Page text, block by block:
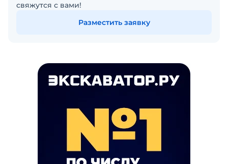
свяжутся с вами!
Разместить заявку